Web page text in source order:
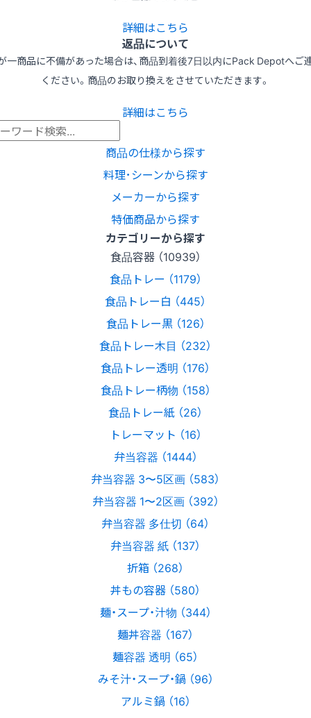
詳細はこちら
返品について
一商品に不備があった場合は、商品到着後7日以内にPack Depotへご
ください。商品のお取り換えをさせていただきます。
詳細はこちら
商品の仕様から探す
料理･シーンから探す
メーカーから探す
特価商品から探す
カテゴリーから探す
食品容器 （10939）
食品トレー （1179）
食品トレー白 （445）
食品トレー黒 （126）
食品トレー木目 （232）
食品トレー透明 （176）
食品トレー柄物 （158）
食品トレー紙 （26）
トレーマット （16）
弁当容器 （1444）
弁当容器 3〜5区画 （583）
弁当容器 1〜2区画 （392）
弁当容器 多仕切 （64）
弁当容器 紙 （137）
折箱 （268）
丼もの容器 （580）
麺・スープ・汁物 （344）
麺丼容器 （167）
麺容器 透明 （65）
みそ汁・スープ・鍋 （96）
アルミ鍋 （16）